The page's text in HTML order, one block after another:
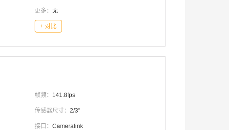
更多： 无
+ 对比
帧频： 141.8fps
传感器尺寸： 2/3''
接口： Cameralink